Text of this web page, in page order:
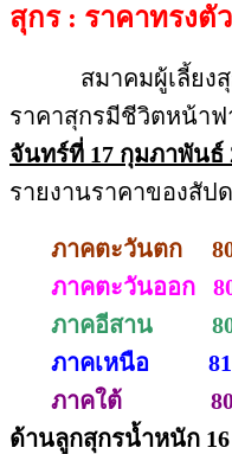
สุกร : ราคาทรงตัว
สมาคมผู้เลี้ยงสุก
ราคาสุกรมีชีวิตหน้าฟ
จันทร์ที่ 17 กุมภาพันธ์
รายงานราคาของสัป
ภาคตะวันตก 80
ภาคตะวันออก 80
ภาคอีสาน 80 บ
ภาคเหนือ 81 –
ภาคใต้ 80 บ
ด้านลูกสุกรน้ำหนัก